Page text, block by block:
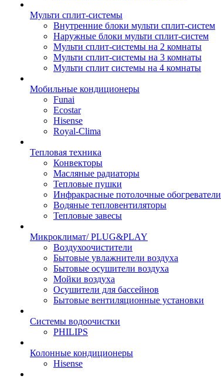
Мульти сплит-системы
Внутренние блоки мульти сплит-систем
Наружные блоки мульти сплит-систем
Мульти сплит-системы на 2 комнаты
Мульти сплит-системы на 3 комнаты
Мульти сплит системы на 4 комнаты
Мобильные кондиционеры
Funai
Ecostar
Hisense
Royal-Clima
Тепловая техника
Конвекторы
Масляные радиаторы
Тепловые пушки
Инфракрасные потолочные обогреватели
Водяные тепловентиляторы
Тепловые завесы
Микроклимат/ PLUG&PLAY
Воздухоочистители
Бытовые увлажнители воздуха
Бытовые осушители воздуха
Мойки воздуха
Осушители для бассейнов
Бытовые вентиляционные установки
Системы водоочистки
PHILIPS
Колонные кондиционеры
Hisense